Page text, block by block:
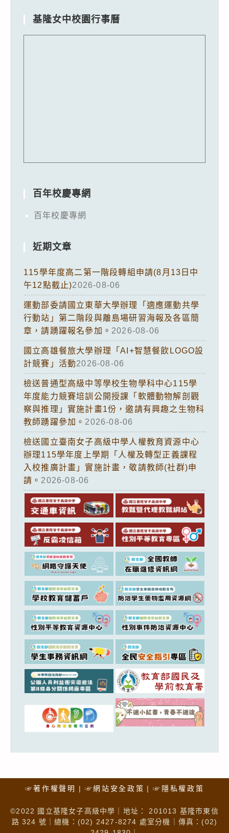
基隆女中校園行事曆
百年校慶專網
百年校慶專網
近期文章
115學年度高二第一階段轉組申請(8月13日中
午12點截止)2026-08-06
運動部委請國立東華大學辦理「適應運動共學
行動站」第二階段與離島場研習海報及各區簡
章，請踴躍報名參加。 2026-08-06
國立高雄餐旅大學辦理「AI+智慧餐飲LOGO設
計競賽」活動2026-08-06
檢送普通型高級中等學校生物學科中心115學
年度能力競賽培訓公開授課「軟體動物解剖觀
察與推理」實施計畫1份，邀請有興趣之生物科
教師踴躍參加。 2026-08-06
檢送國立臺南女子高級中學人權教育資源中心
辦理115學年度上學期「人權及轉型正義課程
入校推廣計畫」實施計畫，敬請教師(社群)申
請。 2026-08-06
☞著作權聲明 ☞網站安全政策 ☞隱私權政策
©2022 國立基隆女子高級中學｜地址： 201013 基隆市東信
路 324 號｜總機：(02) 2427-8274 處室分機｜傳真：(02)